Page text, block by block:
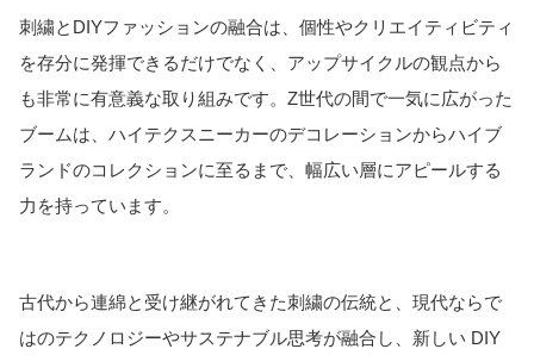
刺繍とDIYファッションの融合は、個性やクリエイティビティ
を存分に発揮できるだけでなく、アップサイクルの観点から
も非常に有意義な取り組みです。Z世代の間で一気に広がった
ブームは、ハイテクスニーカーのデコレーションからハイブ
ランドのコレクションに至るまで、幅広い層にアピールする
力を持っています。
古代から連綿と受け継がれてきた刺繍の伝統と、現代ならで
はのテクノロジーやサステナブル思考が融合し、新しい DIY